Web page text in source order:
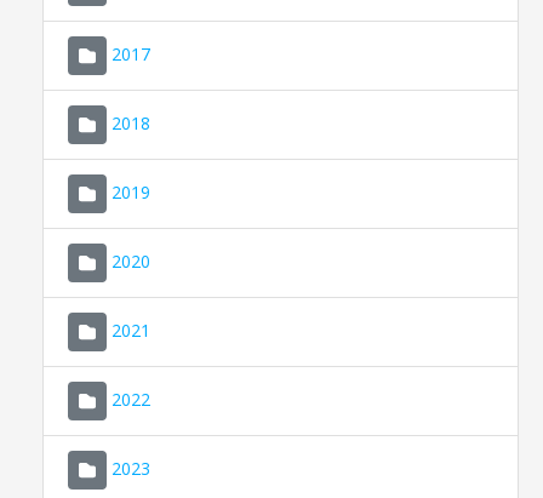
2017
2018
2019
2020
2021
2022
2023